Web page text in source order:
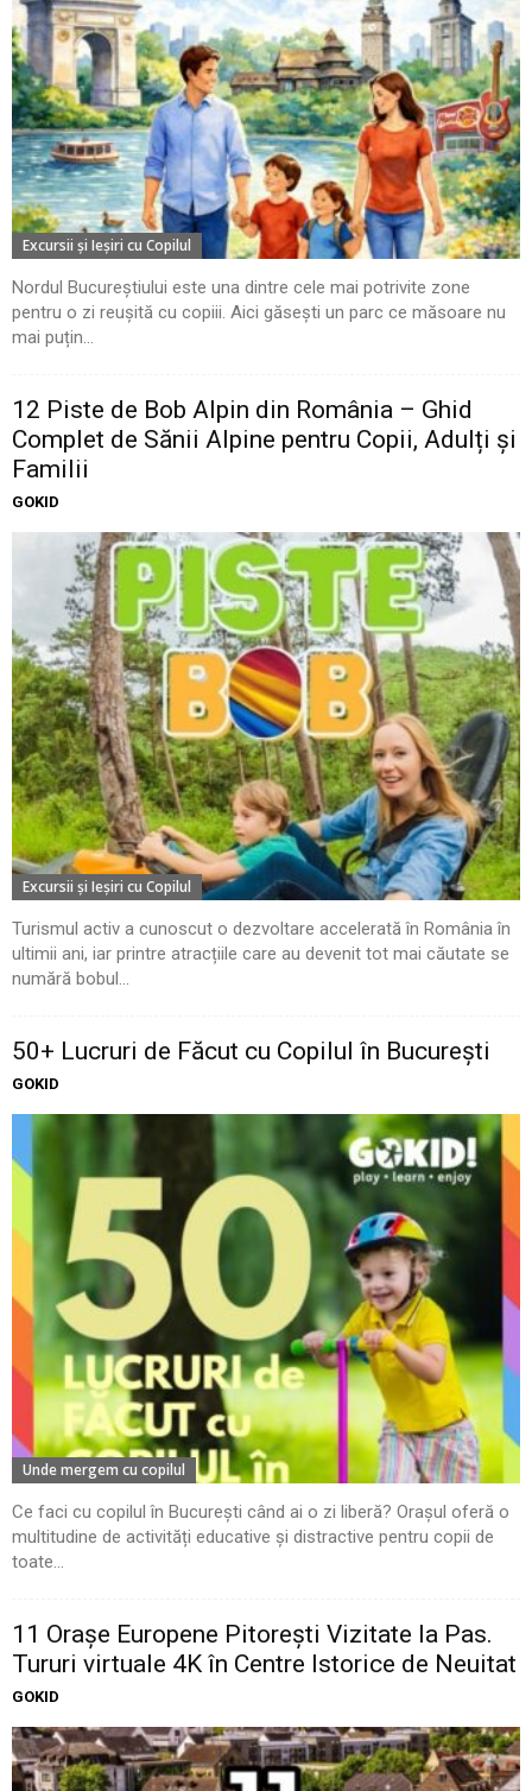
Excursii şi Ieşiri cu Copilul
Nordul Bucureștiului este una dintre cele mai potrivite zone
pentru o zi reușită cu copiii. Aici găsești un parc ce măsoare nu
mai puțin...
12 Piste de Bob Alpin din România – Ghid
Complet de Sănii Alpine pentru Copii, Adulți și
Familii
GOKID
Excursii şi Ieşiri cu Copilul
Turismul activ a cunoscut o dezvoltare accelerată în România în
ultimii ani, iar printre atracțiile care au devenit tot mai căutate se
numără bobul...
50+ Lucruri de Făcut cu Copilul în București
GOKID
Unde mergem cu copilul
Ce faci cu copilul în București când ai o zi liberă? Orașul oferă o
multitudine de activități educative și distractive pentru copii de
toate...
11 Oraşe Europene Pitoreşti Vizitate la Pas.
Tururi virtuale 4K în Centre Istorice de Neuitat
GOKID